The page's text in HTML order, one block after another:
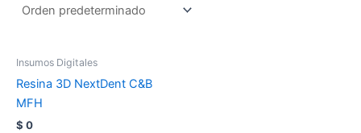
Insumos Digitales
Resina 3D NextDent C&B
MFH
$ 0